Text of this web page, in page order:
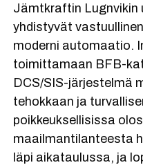
Jämtkraftin Lugnvikin
yhdistyvät
moderni automaatio.
toimittamaan BFB-
DCS/SIS-järjestelmä
tehokkaan ja
poikkeuksellisissa
maailmantilanteesta
läpi aikataulussa, ja